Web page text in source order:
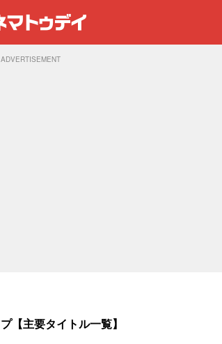
ADVERTISEMENT
【主要タイトル一覧】